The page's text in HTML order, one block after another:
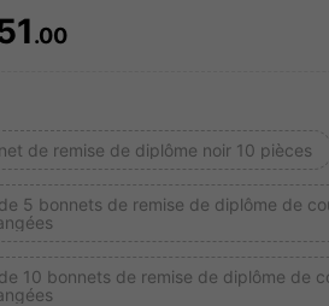
AND
.00
de remise de diplôme noir 10 pièces
5 bonnets de remise de diplôme de
10 bonnets de remise de diplôme de